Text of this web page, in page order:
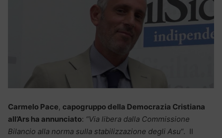
Carmelo Pace, capogruppo della Democrazia Cristiana
all’Ars ha annunciato: “Via libera dalla Commissione
Bilancio alla norma sulla stabilizzazione degli Asu“. Il